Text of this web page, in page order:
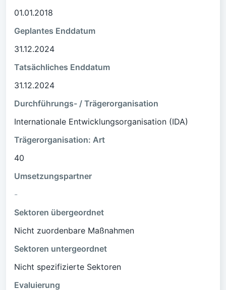
01.01.2018
Geplantes Enddatum
31.12.2024
Tatsächliches Enddatum
31.12.2024
Durchführungs- / Trägerorganisation
Internationale Entwicklungsorganisation (IDA)
Trägerorganisation: Art
40
Umsetzungspartner
-
Sektoren übergeordnet
Nicht zuordenbare Maßnahmen
Sektoren untergeordnet
Nicht spezifizierte Sektoren
Evaluierung